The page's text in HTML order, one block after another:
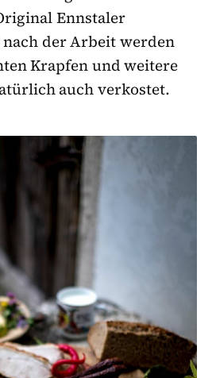
Ennstaler
der Arbeit werden
Krapfen und weitere
auch verkostet.